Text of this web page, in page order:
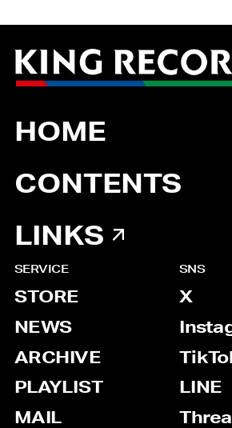
HOME
CONTENTS
LINKS
SERVICE
STORE
NEWS
ARCHIVE
PLAYLIST
MAIL
SNS
X
LINE